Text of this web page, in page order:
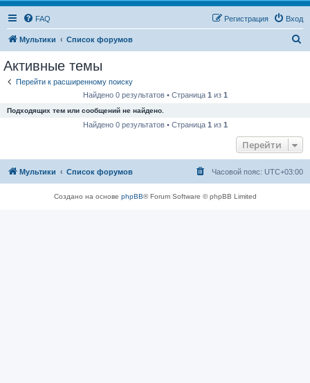
FAQ Вход
Регистрация
Мультики Список форумов
Активные темы
Перейти к расширенному поиску
Найдено 0 результатов • Страница 1 из 1
Подходящих тем или сообщений не найдено.
Найдено 0 результатов • Страница 1 из 1
Перейти
Мультики Список форумов Часовой пояс: UTC+03:00
Создано на основе phpBB® Forum Software © phpBB Limited